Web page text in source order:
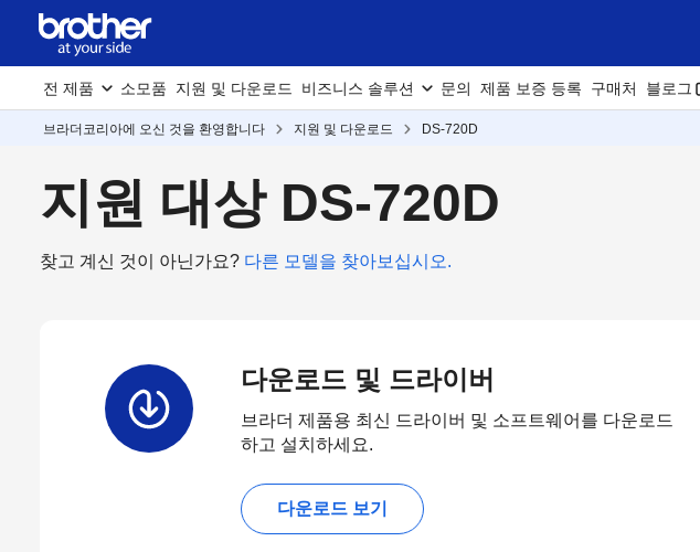
전 제품 소모품 지원 및 다운로드 비즈니스 솔루션 문의 제품 보증 등록 구매처 블로그
브라더코리아에 오신 것을 환영합니다 지원 및 다운로드 DS-720D
지원 대상 DS-720D
찾고 계신 것이 아닌가요? 다른 모델을 찾아보십시오.
다운로드 및 드라이버
브라더 제품용 최신 드라이버 및 소프트웨어를 다운로드
하고 설치하세요.
다운로드 보기